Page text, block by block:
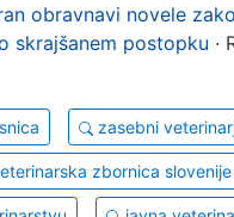
obravnavi novele
skrajšanem postopku ·
zasebni
zbornica slovenije